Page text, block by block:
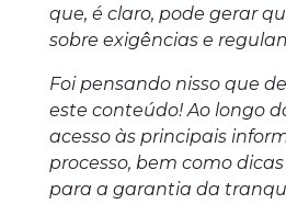
que, é claro, pode gerar
sobre exigências e
Foi pensando nisso que
este conteúdo! Ao longo
acesso às principais
processo, bem como
para a garantia da